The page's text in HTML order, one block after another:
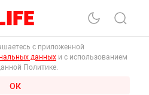
с приложенной
данных и с использованием
Политике.
ОК